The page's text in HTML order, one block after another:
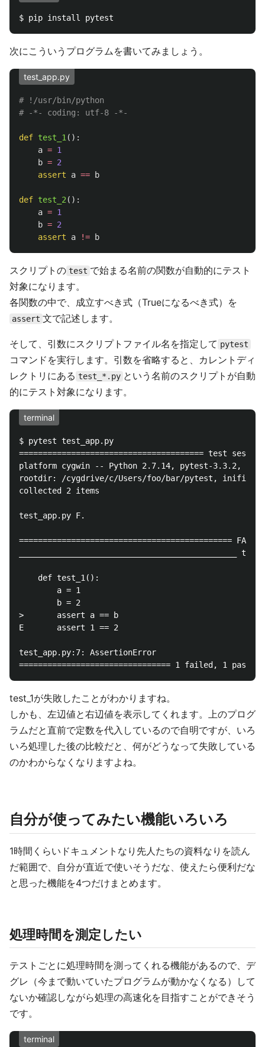
次にこういうプログラムを書いてみましょう。
test_app.py
# !/usr/bin/python
def test_1 ():
a = 1
b = 2
assert
a == b
def test_2 ():
a = 1
b = 2
assert
a != b
スクリプトの test で始まる名前の関数が自動的にテスト
対象になります。
各関数の中で、成立すべき式（Trueになるべき式）を
assert 文で記述します。
そして、引数にスクリプトファイル名を指定して pytest
コマンドを実行します。引数を省略すると、カレントディ
レクトリにある test_*.py という名前のスクリプトが自動
的にテスト対象になります。
terminal
$ pytest test_app.py
======================================= test
platform cygwin -- Python 2.7.14, pytest-3.3.2, py-
rootdir: /cygdrive/c/Users/foo/bar/pytest, inifile:
collected 2 items
test_app.py F.
=============================================
______________________________________________
    def test_1():
        a = 1
        b = 2
>       assert a == b
E       assert 1 == 2
test_app.py:7: AssertionError
test_1が失敗したことがわかりますね。
しかも、左辺値と右辺値を表示してくれます。上のプログ
ラムだと直前で定数を代入しているので自明ですが、いろ
いろ処理した後の比較だと、何がどうなって失敗している
のかわからなくなりますよね。
自分が使ってみたい機能いろいろ
1時間くらいドキュメントなり先人たちの資料なりを読ん
だ範囲で、自分が直近で使いそうだな、使えたら便利だな
と思った機能を4つだけまとめます。
処理時間を測定したい
テストごとに処理時間を測ってくれる機能があるので、デ
グレ（今まで動いていたプログラムが動かなくなる）して
ないか確認しながら処理の高速化を目指すことができそう
です。
terminal